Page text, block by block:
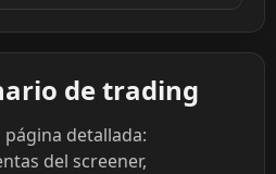
de trading
detallada:
del screener,